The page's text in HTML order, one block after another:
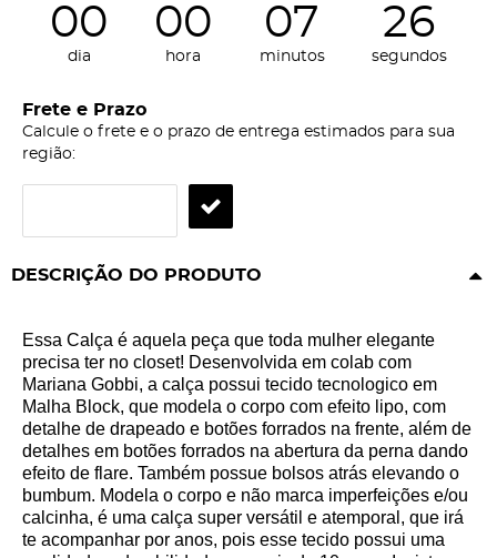
00
dia
00
hora
07
minutos
25
segundos
Frete e Prazo
Calcule o frete e o prazo de entrega estimados para sua
região:
DESCRIÇÃO DO PRODUTO
Essa Calça é aquela peça que toda mulher elegante
precisa ter no closet! Desenvolvida em colab com
Mariana Gobbi, a calça possui tecido tecnologico em
Malha Block, que modela o corpo com efeito lipo, com
detalhe de drapeado e botões forrados na frente, além de
detalhes em botões forrados na abertura da perna dando
efeito de flare. Também possue bolsos atrás elevando o
bumbum. Modela o corpo e não marca imperfeições e/ou
calcinha, é uma calça super versátil e atemporal, que irá
te acompanhar por anos, pois esse tecido possui uma